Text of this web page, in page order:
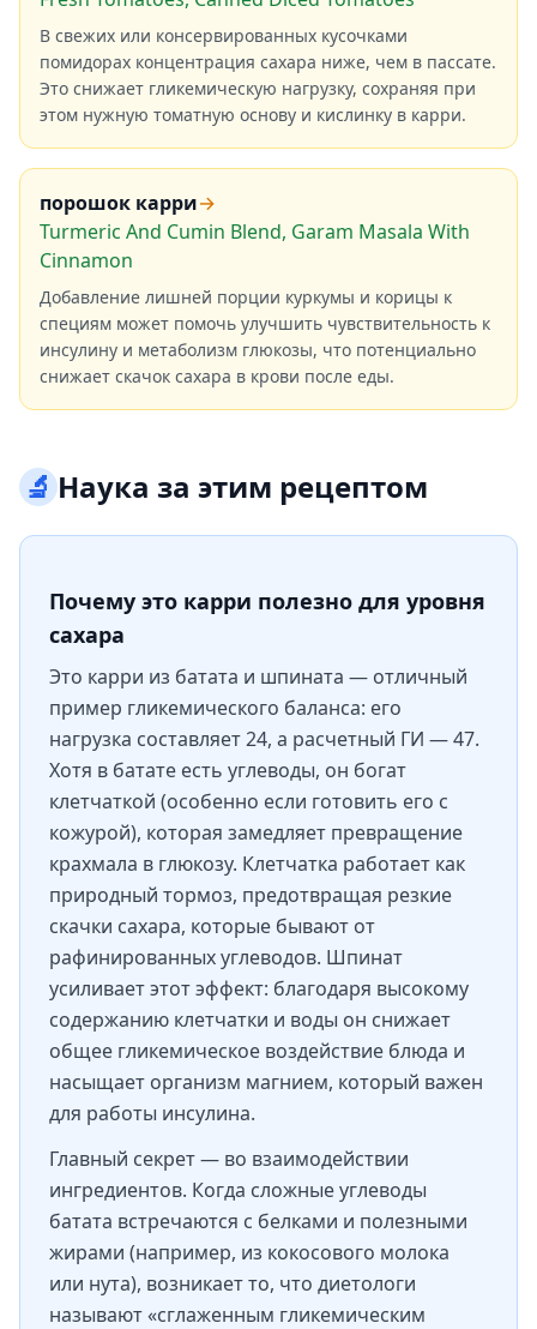
В свежих или консервированных кусочками
помидорах концентрация сахара ниже, чем в пассате.
Это снижает гликемическую нагрузку, сохраняя при
этом нужную томатную основу и кислинку в карри.
порошок карри→
Turmeric And Cumin Blend, Garam Masala With
Cinnamon
Добавление лишней порции куркумы и корицы к
специям может помочь улучшить чувствительность к
инсулину и метаболизм глюкозы, что потенциально
снижает скачок сахара в крови после еды.
🔬Наука за этим рецептом
Почему это карри полезно для уровня
сахара
Это карри из батата и шпината — отличный
пример гликемического баланса: его
нагрузка составляет 24, а расчетный ГИ — 47.
Хотя в батате есть углеводы, он богат
клетчаткой (особенно если готовить его с
кожурой), которая замедляет превращение
крахмала в глюкозу. Клетчатка работает как
природный тормоз, предотвращая резкие
скачки сахара, которые бывают от
рафинированных углеводов. Шпинат
усиливает этот эффект: благодаря высокому
содержанию клетчатки и воды он снижает
общее гликемическое воздействие блюда и
насыщает организм магнием, который важен
для работы инсулина.
Главный секрет — во взаимодействии
ингредиентов. Когда сложные углеводы
батата встречаются с белками и полезными
жирами (например, из кокосового молока
или нута), возникает то, что диетологи
называют «сглаженным гликемическим